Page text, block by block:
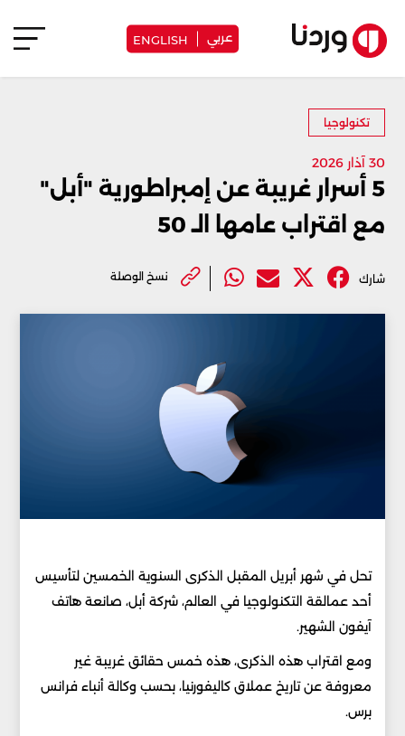
عربي ENGLISH
تكنولوجيا
30 آذار 2026
5 أسرار غريبة عن إمبراطورية "أبل"
مع اقتراب عامها الـ 50
شارك نسخ الوصلة
تحل في شهر أبريل المقبل الذكرى السنوية الخمسين لتأسيس
أحد عمالقة التكنولوجيا في العالم، شركة أبل، صانعة هاتف
آيفون الشهير.
ومع اقتراب هذه الذكرى، هذه خمس حقائق غريبة غير
معروفة عن تاريخ عملاق كاليفورنيا، بحسب وكالة أنباء فرانس
برس.